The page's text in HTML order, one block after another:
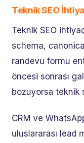
Teknik SEO
Teknik SEO
schema,
randevu formu
öncesi sonrası
bozuyorsa teknik
CRM ve
uluslararası lead